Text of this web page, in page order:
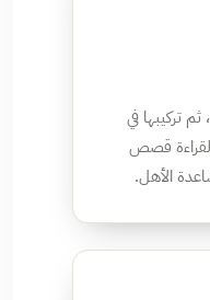
تركيبها في
قصص
الأهل.